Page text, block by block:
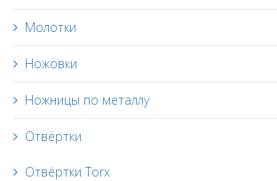
Молотки
Ножовки
Ножницы по металлу
Отвёртки
Отвёртки Torx